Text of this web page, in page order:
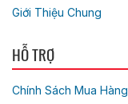
Giới Thiệu Chung
HỖ TRỢ
Chính Sách Mua Hàng